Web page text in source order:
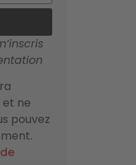
et ne
pouvez